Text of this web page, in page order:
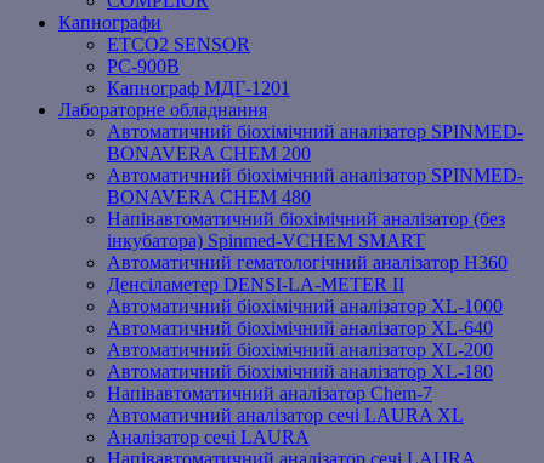
Капнографи
ETCO2 SENSOR
PC‐900B
Капнограф МДГ-1201
Лабораторне обладнання
Автоматичний біохімічний аналізатор SPINMED-
BONAVERA CHEM 200
Автоматичний біохімічний аналізатор SPINMED-
BONAVERA CHEM 480
Напівавтоматичний біохімічний аналізатор (без
інкубатора) Spinmed-VCHEM SMART
Автоматичний гематологічний аналізатор Н360
Денсіламетер DENSI-LA-METER ІІ
Автоматичний біохімічний аналізатор XL-1000
Автоматичний біохімічний аналізатор XL-640
Автоматичний біохімічний аналізатор XL-200
Автоматичний біохімічний аналізатор XL-180
Напівавтоматичний аналізатор Chem-7
Автоматичний аналізатор сечі LAURA XL
Аналізатор сечі LAURA